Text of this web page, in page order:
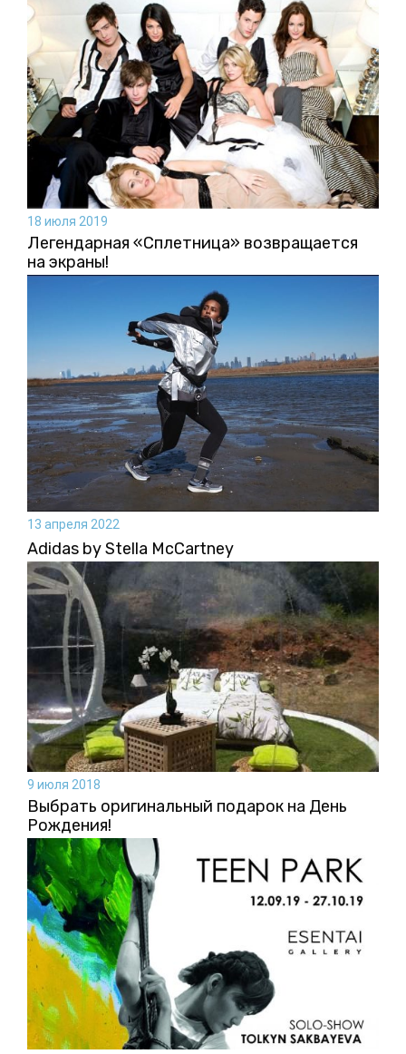
18 июля 2019
Легендарная «Сплетница» возвращается
на экраны!
13 апреля 2022
Adidas by Stella McCartney
9 июля 2018
Выбрать оригинальный подарок на День
Рождения!